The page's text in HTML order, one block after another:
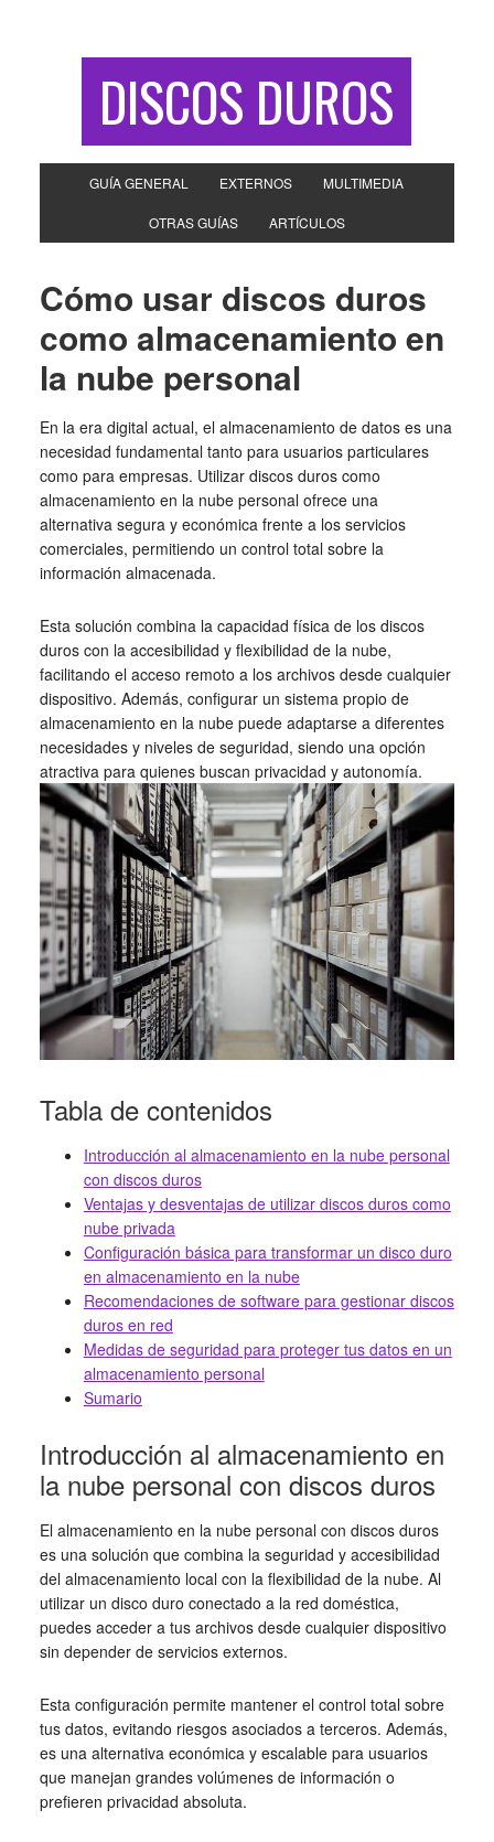
DISCOS DUROS
GUÍA GENERAL EXTERNOS MULTIMEDIA
OTRAS GUÍAS ARTÍCULOS
Cómo usar discos duros
como almacenamiento en
la nube personal
En la era digital actual, el almacenamiento de datos es una
necesidad fundamental tanto para usuarios particulares
como para empresas. Utilizar discos duros como
almacenamiento en la nube personal ofrece una
alternativa segura y económica frente a los servicios
comerciales, permitiendo un control total sobre la
información almacenada.
Esta solución combina la capacidad física de los discos
duros con la accesibilidad y flexibilidad de la nube,
facilitando el acceso remoto a los archivos desde cualquier
dispositivo. Además, configurar un sistema propio de
almacenamiento en la nube puede adaptarse a diferentes
necesidades y niveles de seguridad, siendo una opción
atractiva para quienes buscan privacidad y autonomía.
Tabla de contenidos
Introducción al almacenamiento en la nube personal
con discos duros
Ventajas y desventajas de utilizar discos duros como
nube privada
Configuración básica para transformar un disco duro
en almacenamiento en la nube
Recomendaciones de software para gestionar discos
duros en red
Medidas de seguridad para proteger tus datos en un
almacenamiento personal
Sumario
Introducción al almacenamiento en
la nube personal con discos duros
El almacenamiento en la nube personal con discos duros
es una solución que combina la seguridad y accesibilidad
del almacenamiento local con la flexibilidad de la nube. Al
utilizar un disco duro conectado a la red doméstica,
puedes acceder a tus archivos desde cualquier dispositivo
sin depender de servicios externos.
Esta configuración permite mantener el control total sobre
tus datos, evitando riesgos asociados a terceros. Además,
es una alternativa económica y escalable para usuarios
que manejan grandes volúmenes de información o
prefieren privacidad absoluta.